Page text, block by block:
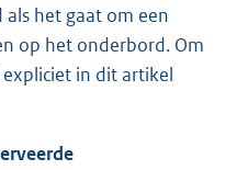
het gaat om een
op het onderbord. Om
in dit artikel